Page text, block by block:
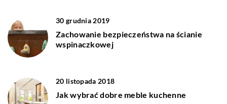
30 grudnia 2019
Zachowanie bezpieczeństwa na ścianie
wspinaczkowej
20 listopada 2018
Jak wybrać dobre meble kuchenne